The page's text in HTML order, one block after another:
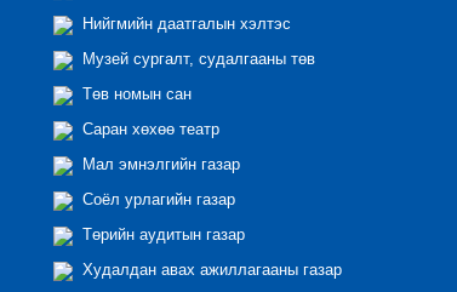
Нийгмийн даатгалын хэлтэс
Музей сургалт, судалгааны төв
Төв номын сан
Саран хөхөө театр
Мал эмнэлгийн газар
Соёл урлагийн газар
Төрийн аудитын газар
Худалдан авах ажиллагааны газар